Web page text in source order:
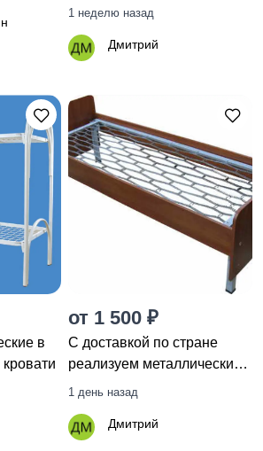
1 неделю назад
Дмитрий
в
от 1 500 ₽
С доставкой по стране
реализуем металлические
кровати
1 день назад
Дмитрий